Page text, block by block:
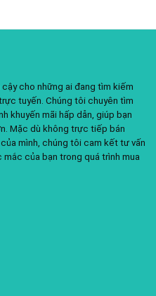
cho những ai đang tìm kiếm
tuyến. Chúng tôi chuyên tìm
khuyến mãi hấp dẫn, giúp bạn
Mặc dù không trực tiếp bán
mình, chúng tôi cam kết tư vấn
của bạn trong quá trình mua